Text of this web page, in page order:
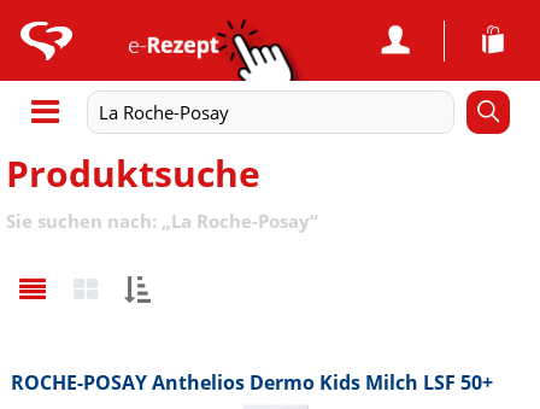
Produktsuche
Sie suchen nach: „La Roche-Posay“
ROCHE-POSAY Anthelios Dermo Kids Milch LSF 50+